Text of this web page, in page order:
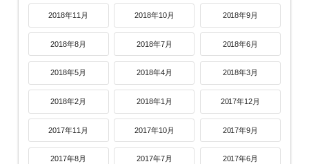
2018年11月 2018年10月 2018年9月
2018年8月 2018年7月 2018年6月
2018年5月 2018年4月 2018年3月
2018年2月 2018年1月 2017年12月
2017年11月 2017年10月 2017年9月
2017年8月 2017年7月 2017年6月